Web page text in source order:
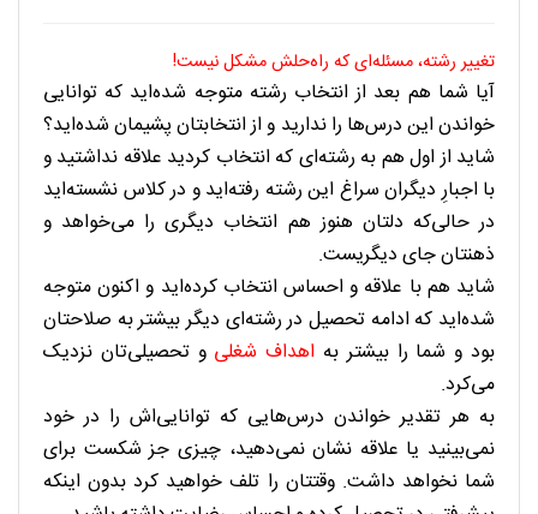
. . . . . . . . . . . . .
تغییر رشته، مسئله‌ای که راه‌حلش مشکل نیست!
آیا شما هم بعد از انتخاب رشته متوجه شده‌اید که توانایی
خواندن این درس‌ها را ندارید و از انتخابتان پشیمان شده‌اید؟
شاید از اول هم به رشته‌ای که انتخاب کردید علاقه نداشتید و
با اجبارِ دیگران سراغ این رشته رفته‌اید و در کلاس نشسته‌اید
در حالی‌که دلتان هنوز هم انتخاب دیگری را می‌خواهد و
ذهنتان جای دیگریست.
شاید هم با علاقه و احساس انتخاب کرده‌اید و اکنون متوجه
شده‌اید که ادامه تحصیل در رشته‌ای دیگر بیشتر به صلاحتان
بود و شما را بیشتر به اهداف شغلی و تحصیلی‌تان نزدیک
می‌کرد.
به هر تقدیر خواندن درس‌هایی که توانایی‌اش را در خود
نمی‌بینید یا علاقه نشان نمی‌دهید، چیزی جز شکست برای
شما نخواهد داشت. وقتتان را تلف خواهید کرد بدون اینکه